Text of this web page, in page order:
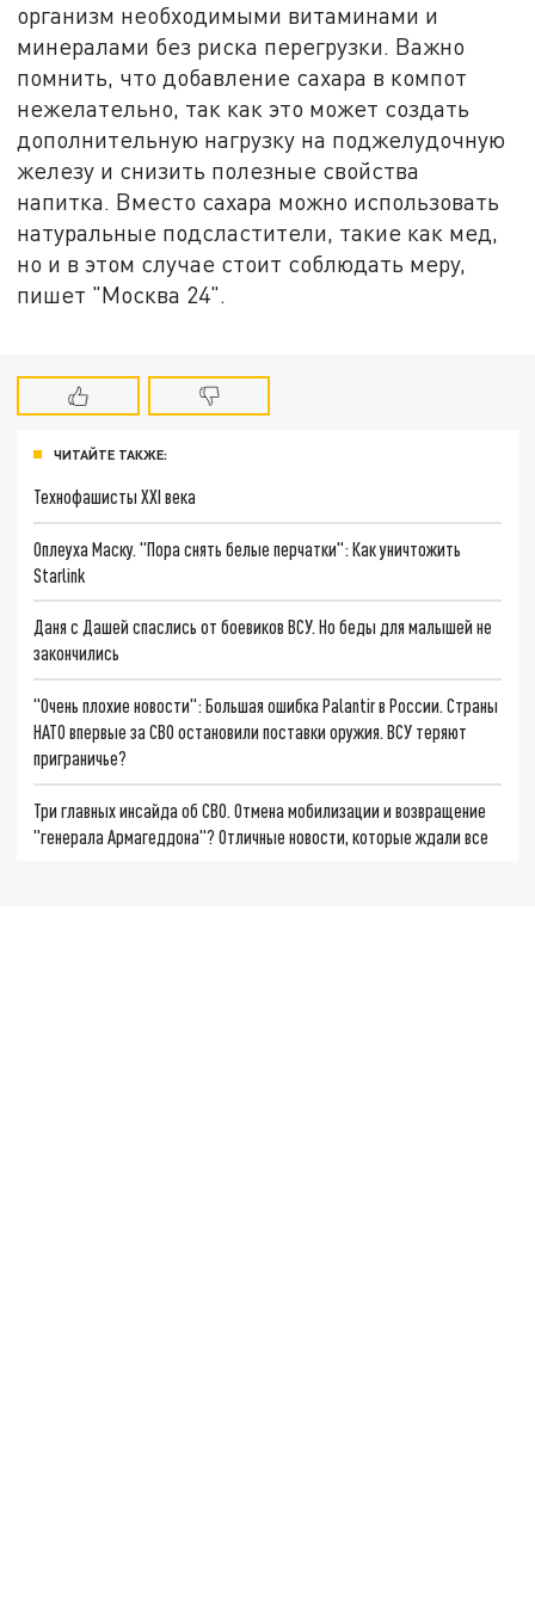
организм необходимыми витаминами и
минералами без риска перегрузки. Важно
помнить, что добавление сахара в компот
нежелательно, так как это может создать
дополнительную нагрузку на поджелудочную
железу и снизить полезные свойства
напитка. Вместо сахара можно использовать
натуральные подсластители, такие как мед,
но и в этом случае стоит соблюдать меру,
пишет "Москва 24".
ЧИТАЙТЕ ТАКЖЕ:
Технофашисты XXI века
Оплеуха Маску. "Пора снять белые перчатки": Как уничтожить
Starlink
Даня с Дашей спаслись от боевиков ВСУ. Но беды для малышей не
закончились
"Очень плохие новости": Большая ошибка Palantir в России. Страны
НАТО впервые за СВО остановили поставки оружия. ВСУ теряют
приграничье?
Три главных инсайда об СВО. Отмена мобилизации и возвращение
"генерала Армагеддона"? Отличные новости, которые ждали все